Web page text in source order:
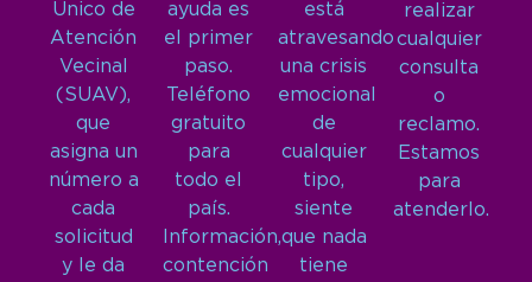
Único de
Atención
Vecinal
(SUAV),
que
asigna un
número a
cada
solicitud
y le da
ayuda es
el primer
paso.
Teléfono
gratuito
para
todo el
país.
Información,
contención
está
atravesando
una crisis
emocional
de
cualquier
tipo,
siente
que nada
tiene
realizar
cualquier
consulta
o
reclamo.
Estamos
para
atenderlo.